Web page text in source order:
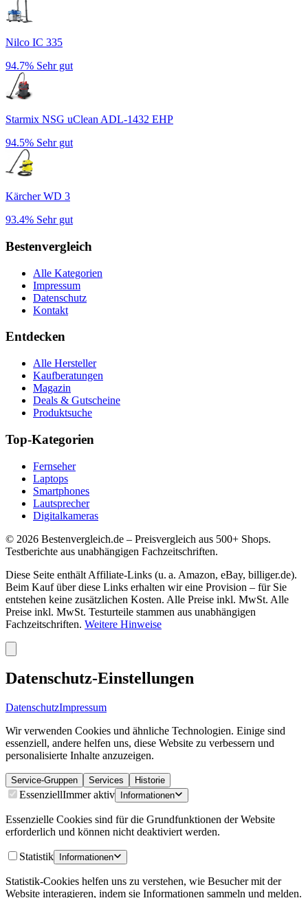
Nilco IC 335
94.7% Sehr gut
Starmix NSG uClean ADL-1432 EHP
94.5% Sehr gut
Kärcher WD 3
93.4% Sehr gut
Bestenvergleich
Alle Kategorien
Impressum
Datenschutz
Kontakt
Entdecken
Alle Hersteller
Kaufberatungen
Magazin
Deals & Gutscheine
Produktsuche
Top-Kategorien
Fernseher
Laptops
Smartphones
Lautsprecher
Digitalkameras
© 2026 Bestenvergleich.de – Preisvergleich aus 500+ Shops.
Testberichte aus unabhängigen Fachzeitschriften.
Diese Seite enthält Affiliate-Links (u. a. Amazon, eBay, billiger.de).
Beim Kauf über diese Links erhalten wir eine Provision – für Sie
entstehen keine zusätzlichen Kosten. Alle Preise inkl. MwSt. Alle
Preise inkl. MwSt. Testurteile stammen aus unabhängigen
Fachzeitschriften. Weitere Hinweise
Datenschutz-Einstellungen
DatenschutzImpressum
Wir verwenden Cookies und ähnliche Technologien. Einige sind
essenziell, andere helfen uns, diese Website zu verbessern und
personalisierte Inhalte anzuzeigen.
Service-Gruppen Services Historie
EssenziellImmer aktiv Informationen
Essenzielle Cookies sind für die Grundfunktionen der Website
erforderlich und können nicht deaktiviert werden.
Statistik Informationen
Statistik-Cookies helfen uns zu verstehen, wie Besucher mit der
Website interagieren, indem sie Informationen sammeln und melden.